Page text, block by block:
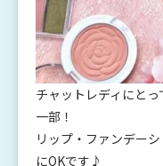
チャットレディにと
一部！
リップ・ファンデー
にOKです♪